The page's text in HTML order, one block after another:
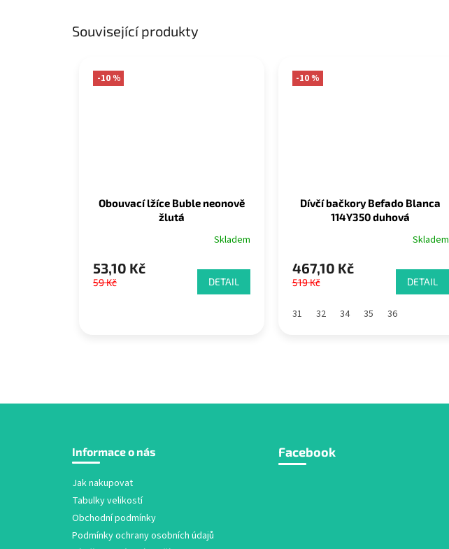
Související produkty
-10 %
Obouvací lžíce Buble neonově
žlutá
Skladem
53,10 Kč
59 Kč DETAIL
-10 %
Dívčí bačkory Befado Blanca
114Y350 duhová
Skladem
467,10 Kč
519 Kč DETAIL
31 32 34 35 36
Informace o nás
Jak nakupovat
Tabulky velikostí
Obchodní podmínky
Podmínky ochrany osobních údajů
Facebook